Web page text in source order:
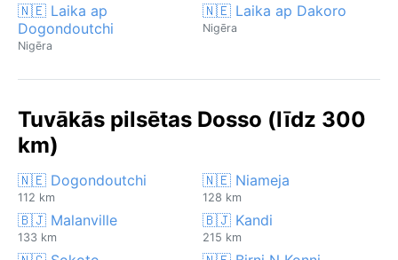
🇳🇪 Laika ap
Dogondoutchi
Nigēra
🇳🇪 Laika ap Dakoro
Nigēra
Tuvākās pilsētas Dosso (līdz 300
km)
🇳🇪 Dogondoutchi
112 km
🇳🇪 Niameja
128 km
🇧🇯 Malanville
133 km
🇧🇯 Kandi
215 km